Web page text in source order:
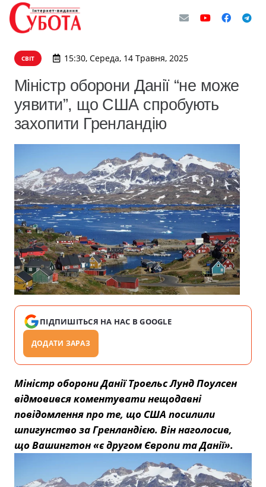
СВІТ 15:30, Середа, 14 Травня, 2025
Міністр оборони Данії “не може
уявити”, що США спробують
захопити Гренландію
ПІДПИШІТЬСЯ НА НАС В GOOGLE
ДОДАТИ ЗАРАЗ
Міністр оборони Данії Троельс Лунд Поулсен
відмовився коментувати нещодавні
повідомлення про те, що США посилили
шпигунство за Гренландією. Він наголосив,
що Вашингтон «є другом Європи та Данії».